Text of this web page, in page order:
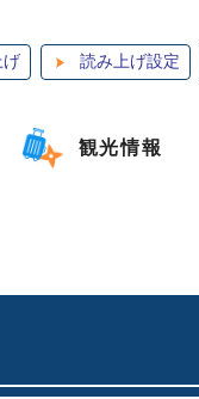
げ 読み上げ設定
観光情報